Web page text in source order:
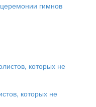
гимнов
которых не